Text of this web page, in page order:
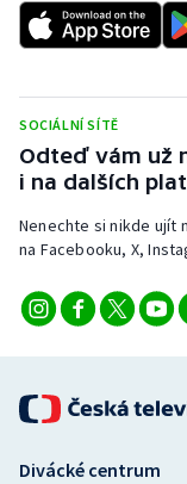
Veslování
Volejbal
Ostatní
SOCIÁLNÍ SÍTĚ
Odteď vám už
i na dalších
Nenechte si nikde ujít
na Facebooku, X,
Divácké centrum